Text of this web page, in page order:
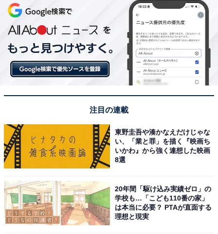
注目の連載
東野圭吾や湊かなえだけじゃな
い、「業と罪」を描く『映画ち
いかわ』から強く連想した映画
8選
20年間「駆け込み実績ゼロ」の
学校も…「こども110番の家」
は本当に必要？ PTAが直面する
理想と現実